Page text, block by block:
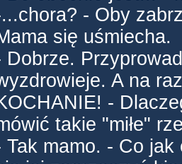
- Oby
się uśmiecha.
Dobrze.
A na
-
takie "miłe"
Tak mamo. - Co